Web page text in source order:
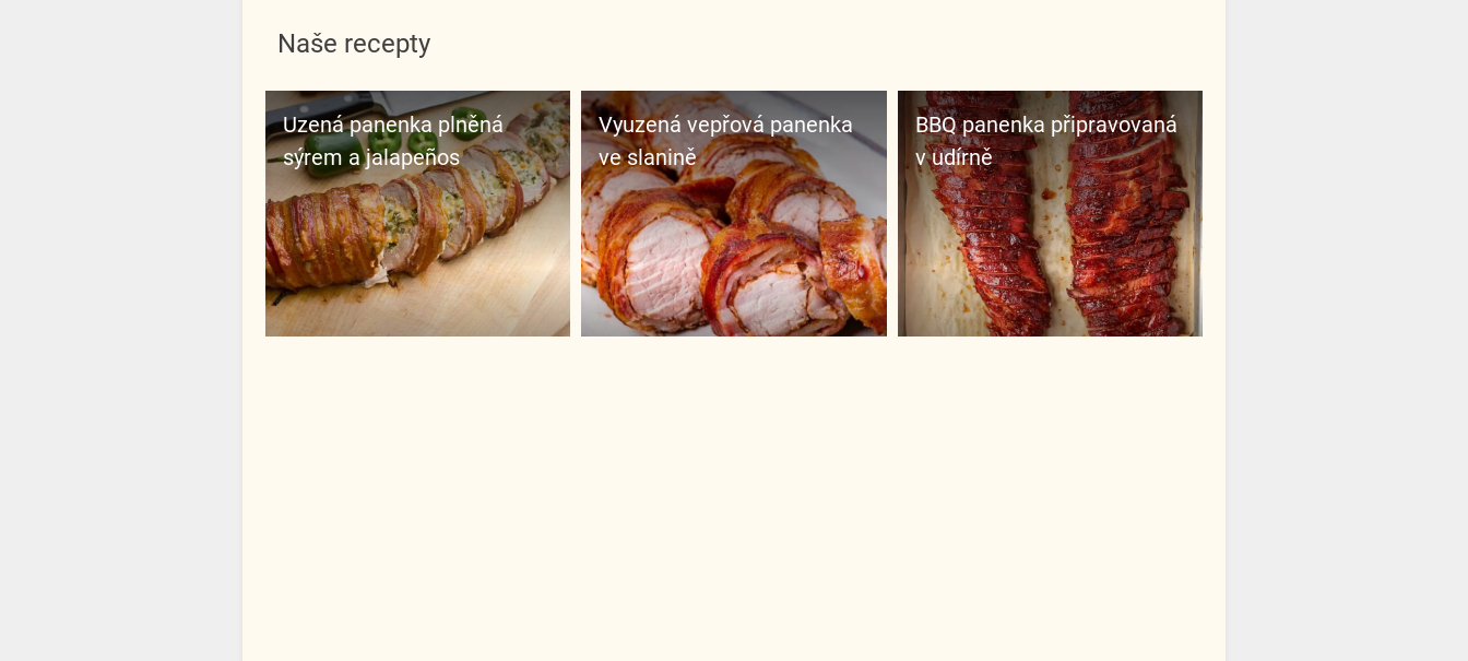
Naše recepty
Uzená panenka plněná
sýrem a jalapeños
Vyuzená vepřová panenka
ve slanině
BBQ panenka připravovaná
v udírně